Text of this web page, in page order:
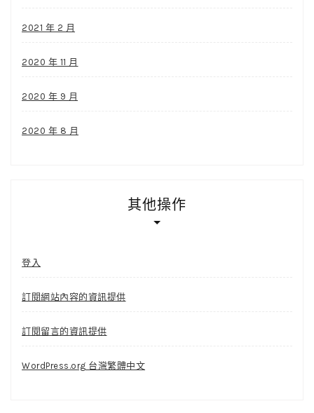
2021 年 2 月
2020 年 11 月
2020 年 9 月
2020 年 8 月
其他操作
登入
訂閱網站內容的資訊提供
訂閱留言的資訊提供
WordPress.org 台灣繁體中文